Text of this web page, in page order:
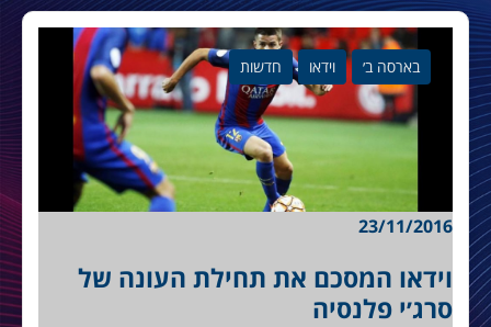
בארסה ב׳ וידאו חדשות
23/11/2016
וידאו המסכם את תחילת העונה של
סרג׳י פלנסיה